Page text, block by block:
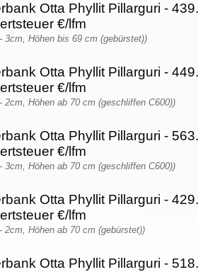
Otta Phyllit Pillarguri -
€/lfm
3cm, Höhen bis 69 cm (gebürstet))
Otta Phyllit Pillarguri -
€/lfm
2cm, Höhen ab 70 cm (geschliffen C600))
Otta Phyllit Pillarguri -
€/lfm
3cm, Höhen ab 70 cm (geschliffen C600))
Otta Phyllit Pillarguri -
€/lfm
2cm, Höhen ab 70 cm (gebürstet))
Otta Phyllit Pillarguri -